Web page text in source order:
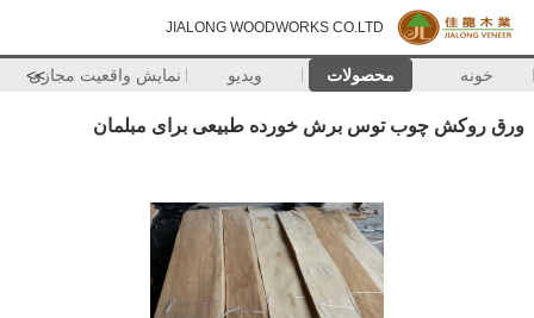
JIALONG WOODWORKS CO.LTD
خونه محصولات ویدیو نمایش واقعیت مجازی
>>
ورق روکش چوب توس برش خورده طبیعی برای مبلمان